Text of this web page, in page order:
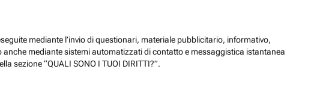
mediante l’invio di questionari, materiale pubblicitario, informativo,
mediante sistemi automatizzati di contatto e messaggistica istantanea
sezione “QUALI SONO I TUOI DIRITTI?”.